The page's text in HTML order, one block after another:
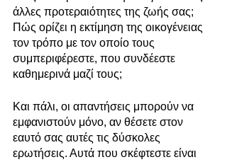
άλλες προτεραιότητες της ζωής σας;
Πώς ορίζει η εκτίμηση της οικογένειας
τον τρόπο με τον οποίο τους
συμπεριφέρεστε, που συνδέεστε
καθημερινά μαζί τους;
Και πάλι, οι απαντήσεις μπορούν να
εμφανιστούν μόνο, αν θέσετε στον
εαυτό σας αυτές τις δύσκολες
ερωτήσεις. Αυτά που σκέφτεστε είναι